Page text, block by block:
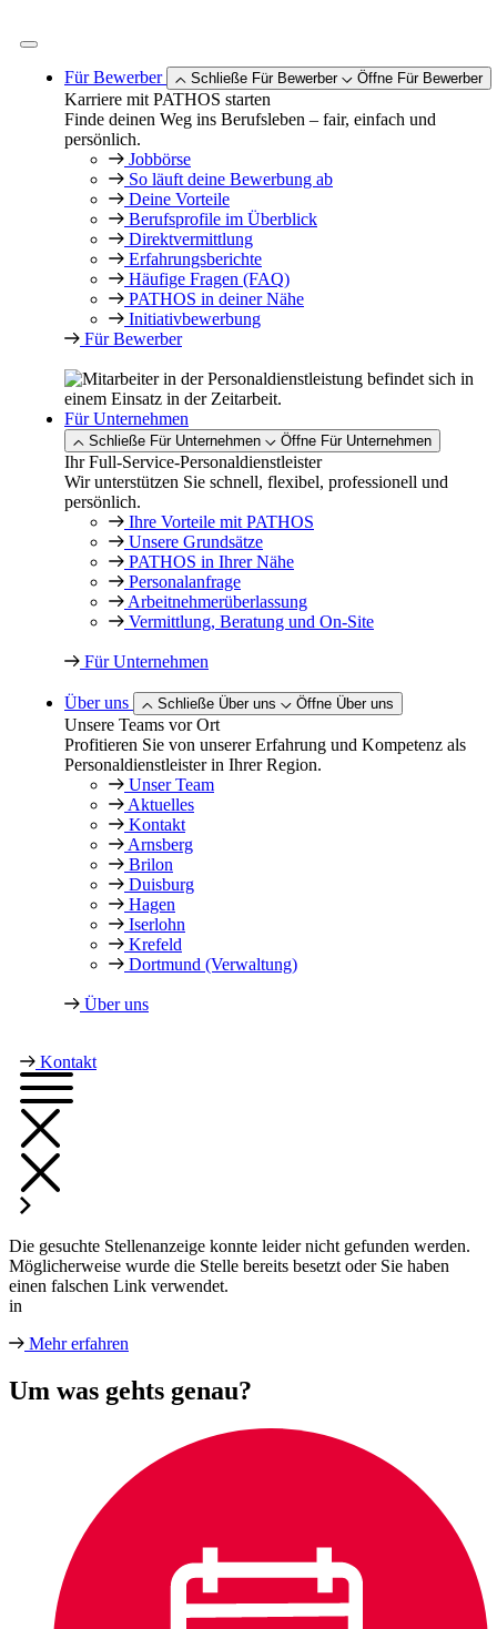
Inhalt
Für Bewerber
Schließe Für Bewerber Öffne Für Bewerber
Karriere mit PATHOS starten
Finde deinen Weg ins Berufsleben – fair, einfach und
persönlich.
Jobbörse
So läuft deine Bewerbung ab
Deine Vorteile
Berufsprofile im Überblick
Direktvermittlung
Erfahrungsberichte
Häufige Fragen (FAQ)
PATHOS in deiner Nähe
Initiativbewerbung
Für Bewerber
Für Unternehmen
Schließe Für Unternehmen Öffne Für Unternehmen
Ihr Full-Service-Personaldienstleister
Wir unterstützen Sie schnell, flexibel, professionell und
persönlich.
Ihre Vorteile mit PATHOS
Unsere Grundsätze
PATHOS in Ihrer Nähe
Personalanfrage
Arbeitnehmer­überlassung
Vermittlung, Beratung und On-Site
Für Unternehmen
Über uns Schließe Über uns Öffne Über uns
Unsere Teams vor Ort
Profitieren Sie von unserer Erfahrung und Kompetenz als
Personaldienstleister in Ihrer Region.
Unser Team
Aktuelles
Kontakt
Arnsberg
Brilon
Duisburg
Hagen
Iserlohn
Krefeld
Dortmund (Verwaltung)
Über uns
Kontakt
Die gesuchte Stellenanzeige konnte leider nicht gefunden werden.
Möglicherweise wurde die Stelle bereits besetzt oder Sie haben
einen falschen Link verwendet.
in
Mehr erfahren
Um was gehts genau?